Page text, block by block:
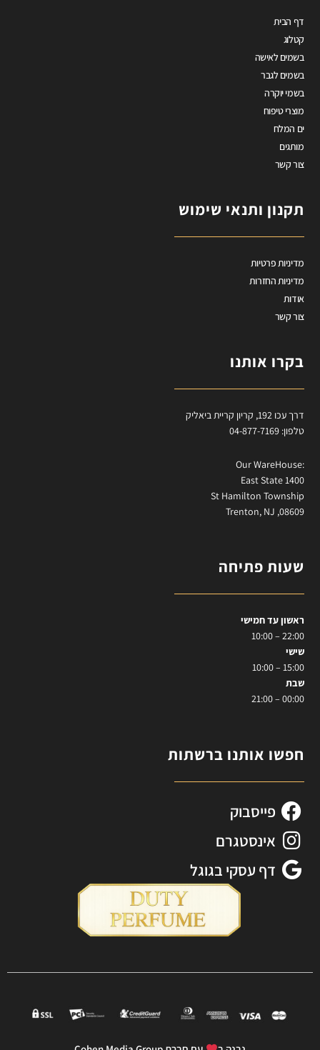
דף הבית
קטלוג
בשמים לאישה
בשמים לגבר
בשמי יוקרה
מוצרי טיפוח
ים המלח
מותגים
צור קשר
תקנון ותנאי שימוש
מדיניות פרטיות
מדיניות החזרות
אודות
צור קשר
בקרו אותנו
דרך עכו 192, קריון קריית ביאליק
טלפון: 04-877-7169
:Our WareHouse
East State 1400
St Hamilton Township
Trenton, NJ ,08609
שעות פתיחה
ראשון עד חמישי
22:00 – 10:00
שישי
15:00 – 10:00
שבת
00:00 – 21:00
חפשו אותנו ברשתות
פייסבוק
אינסטגרם
דף עסקי בגוגל